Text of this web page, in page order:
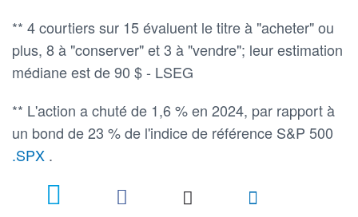
** 4 courtiers sur 15 évaluent le titre à "acheter" ou
plus, 8 à "conserver" et 3 à "vendre"; leur estimation
médiane est de 90 $ - LSEG
** L'action a chuté de 1,6 % en 2024, par rapport à
un bond de 23 % de l'indice de référence S&P 500
.SPX .